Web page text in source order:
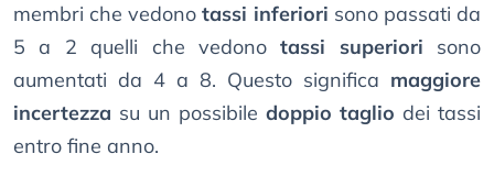
membri che vedonotassi inferiori sono passati da
5 a 2 quelli che vedonotassi superiori sono
aumentati da 4 a 8. Questo significa maggiore
incertezza su un possibile doppio taglio dei tassi
entro fine anno.